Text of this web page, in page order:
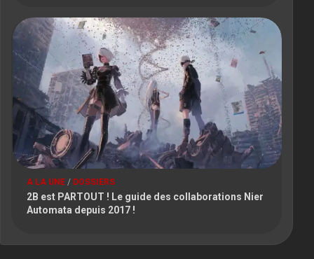
A LA UNE / DOSSIERS
2B est PARTOUT ! Le guide des collaborations Nier
Automata depuis 2017 !